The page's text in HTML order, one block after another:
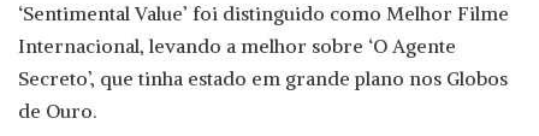
‘Sentimental Value’ foi distinguido como Melhor Filme
Internacional, levando a melhor sobre ‘O Agente
Secreto’, que tinha estado em grande plano nos Globos
de Ouro.